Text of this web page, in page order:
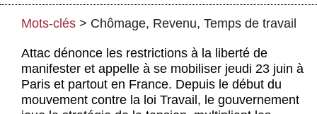
Boutique
Mots-clés > Chômage, Revenu, Temps de travail
Attac dénonce les restrictions à la liberté de
manifester et appelle à se mobiliser jeudi 23 juin à
Paris et partout en France. Depuis le début du
mouvement contre la loi Travail, le gouvernement